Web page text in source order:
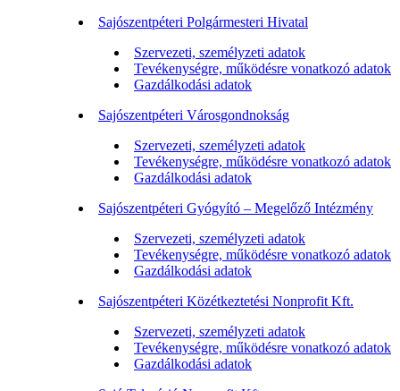
Sajószentpéteri Polgármesteri Hivatal
Szervezeti, személyzeti adatok
Tevékenységre, működésre vonatkozó adatok
Gazdálkodási adatok
Sajószentpéteri Városgondnokság
Szervezeti, személyzeti adatok
Tevékenységre, működésre vonatkozó adatok
Gazdálkodási adatok
Sajószentpéteri Gyógyító – Megelőző Intézmény
Szervezeti, személyzeti adatok
Tevékenységre, működésre vonatkozó adatok
Gazdálkodási adatok
Sajószentpéteri Közétkeztetési Nonprofit Kft.
Szervezeti, személyzeti adatok
Tevékenységre, működésre vonatkozó adatok
Gazdálkodási adatok